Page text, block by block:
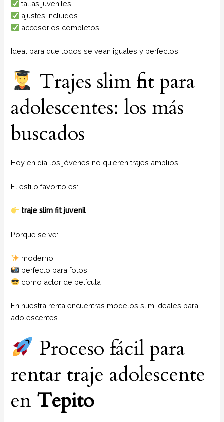
tallas juveniles
ajustes incluidos
accesorios completos
Ideal para que todos se vean iguales y perfectos.
Trajes slim fit para
adolescentes: los más
buscados
Hoy en día los jóvenes no quieren trajes amplios.
El estilo favorito es:
traje slim fit juvenil
Porque se ve:
moderno
perfecto para fotos
como actor de película
En nuestra renta encuentras modelos slim ideales para
adolescentes.
Proceso fácil para
rentar traje adolescente
en Tepito